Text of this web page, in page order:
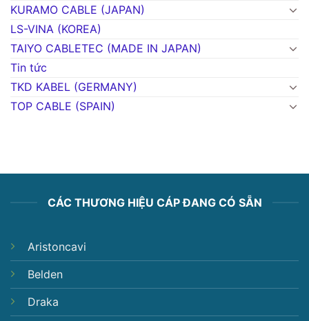
KURAMO CABLE (JAPAN)
LS-VINA (KOREA)
TAIYO CABLETEC (MADE IN JAPAN)
Tin tức
TKD KABEL (GERMANY)
TOP CABLE (SPAIN)
CÁC THƯƠNG HIỆU CÁP ĐANG CÓ SẴN
Aristoncavi
Belden
Draka